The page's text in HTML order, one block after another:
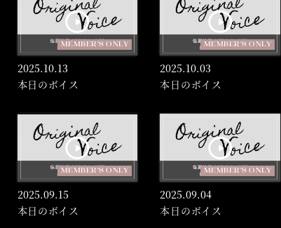
MEMBER'S ONLY
2025.10.13
本日のボイス
MEMBER'S ONLY
2025.10.03
本日のボイス
MEMBER'S ONLY
2025.09.15
本日のボイス
MEMBER'S ONLY
2025.09.04
本日のボイス